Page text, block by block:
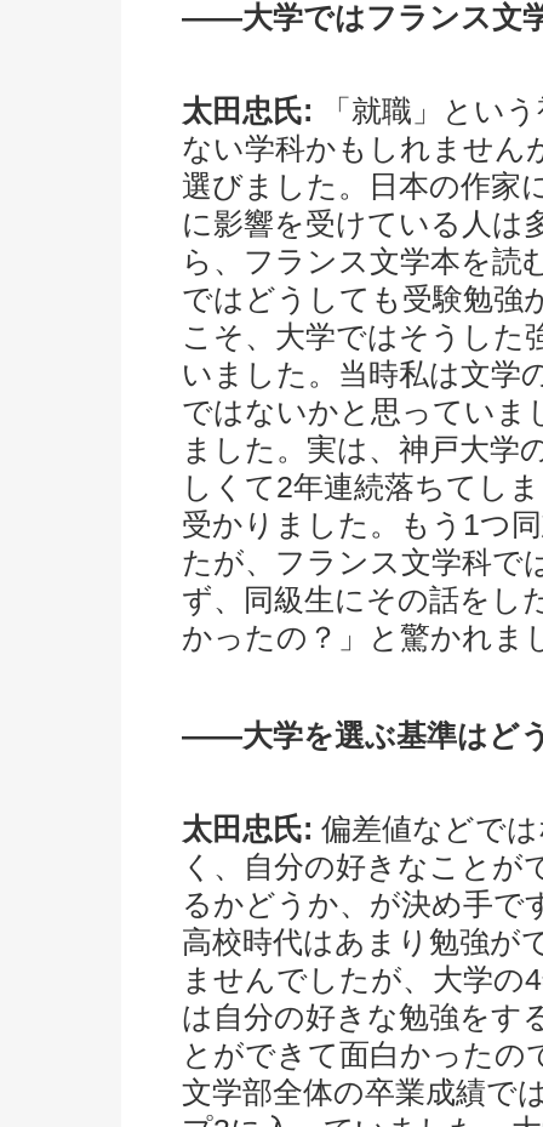
――大学ではフランス文
太田忠氏: 「就職」とい
ない学科かもしれません
選びました。日本の作家
に影響を受けている人は
ら、フランス文学本を読
ではどうしても受験勉強
こそ、大学ではそうした
いました。当時私は文学
ではないかと思っていま
ました。実は、神戸大学
しくて2年連続落ちてし
受かりました。もう1つ
たが、フランス文学科で
ず、同級生にその話をし
かったの？」と驚かれま
――大学を選ぶ基準はど
太田忠氏: 偏差値などで
く、自分の好きなことが
るかどうか、が決め手で
高校時代はあまり勉強が
ませんでしたが、大学の
は自分の好きな勉強をす
とができて面白かったの
文学部全体の卒業成績で